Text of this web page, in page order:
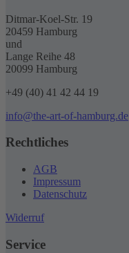
Ditmar-Koel-Str. 19
20459 Hamburg
und
Lange Reihe 48
20099 Hamburg
+49 (40) 41 42 44 19
info@the-art-of-hamburg.de
Rechtliches
AGB
Impressum
Datenschutz
Widerruf
Service